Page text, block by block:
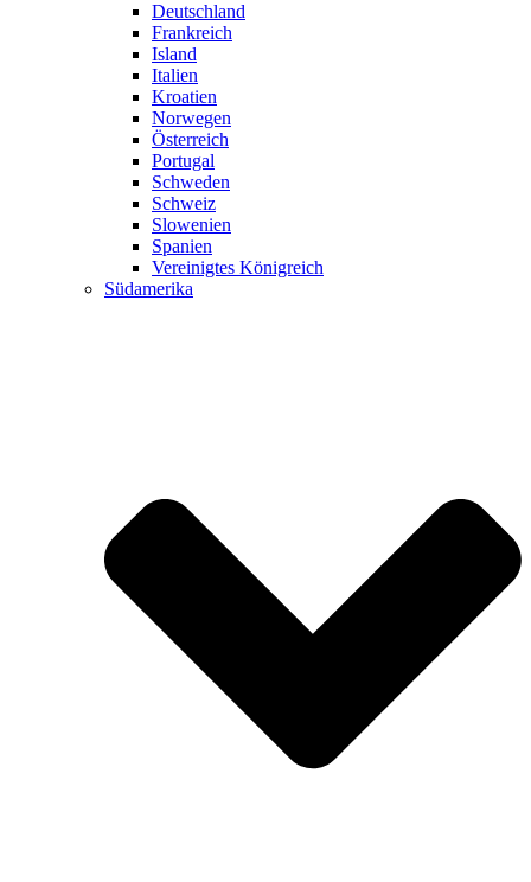
Deutschland
Frankreich
Island
Italien
Kroatien
Norwegen
Österreich
Portugal
Schweden
Schweiz
Slowenien
Spanien
Vereinigtes Königreich
Südamerika